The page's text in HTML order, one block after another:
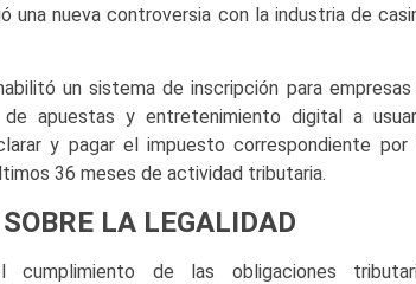
una nueva controversia con la industria de
un sistema de inscripción para empresas
apuestas y entretenimiento digital a
y pagar el impuesto correspondiente por
36 meses de actividad tributaria.
LA LEGALIDAD
de las obligaciones